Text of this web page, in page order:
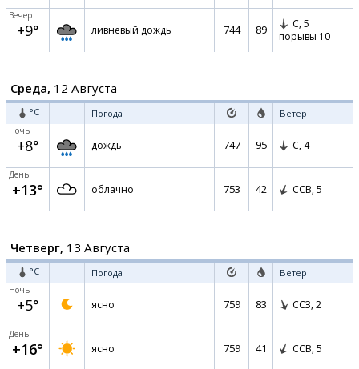
Вечер
+9° ливневый дождь 744 89 С, 5
порывы 10
Среда, 12 Августа
°C Погода Ветер
Ночь
+8° дождь 747 95 С, 4
День
+13° облачно 753 42 ССВ, 5
Четверг, 13 Августа
°C Погода Ветер
Ночь
+5° ясно 759 83 ССЗ, 2
День
+16° ясно 759 41 ССВ, 5